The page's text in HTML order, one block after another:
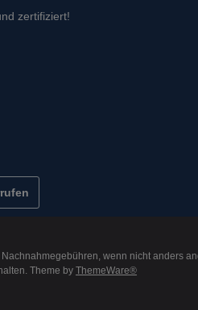
zertifiziert!
Nachnahmegebühren, wenn nicht anders
Theme by ThemeWare®